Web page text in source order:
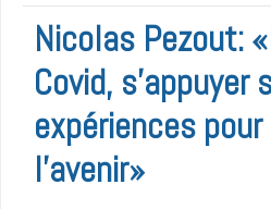
Nicolas Pezout:
Covid, s’appuyer
expériences
l’avenir»